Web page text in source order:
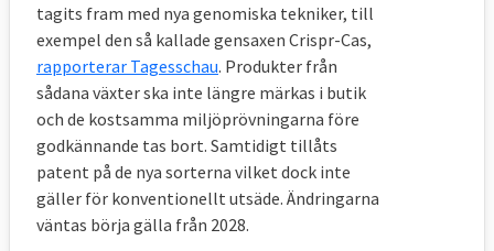
tagits fram med nya genomiska tekniker, till
exempel den så kallade gensaxen Crispr-Cas,
rapporterar Tagesschau. Produkter från
sådana växter ska inte längre märkas i butik
och de kostsamma miljöprövningarna före
godkännande tas bort. Samtidigt tillåts
patent på de nya sorterna vilket dock inte
gäller för konventionellt utsäde. Ändringarna
väntas börja gälla från 2028.